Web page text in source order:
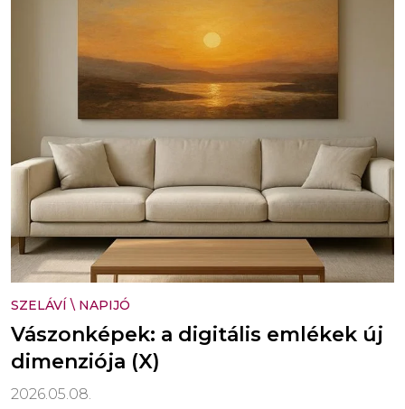
SZELÁVÍ \ NAPIJÓ
Vászonképek: a digitális emlékek új
dimenziója (X)
2026.05.08.